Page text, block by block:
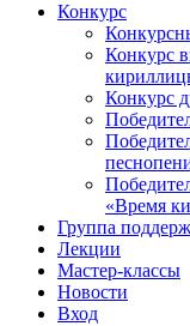
Конкурс
Конкурс
Конкурс
«Время
Группа
Лекции
Мастер-классы
Новости
Вход